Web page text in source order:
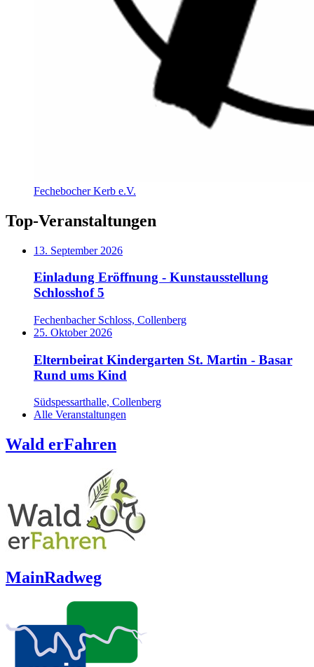
Fechebocher Kerb e.V.
Top-Veranstaltungen
13. September 2026
Einladung Eröffnung - Kunstausstellung
Schlosshof 5
Fechenbacher Schloss, Collenberg
25. Oktober 2026
Elternbeirat Kindergarten St. Martin - Basar
Rund ums Kind
Südspessarthalle, Collenberg
Alle Veranstaltungen
Wald erFahren
MainRadweg